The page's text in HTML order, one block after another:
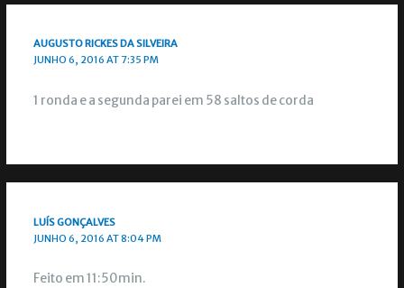
AUGUSTO RICKES DA SILVEIRA
JUNHO 6, 2016 AT 7:35 PM
1 ronda e a segunda parei em 58 saltos de corda
LUÍS GONÇALVES
JUNHO 6, 2016 AT 8:04 PM
Feito em 11:50min.